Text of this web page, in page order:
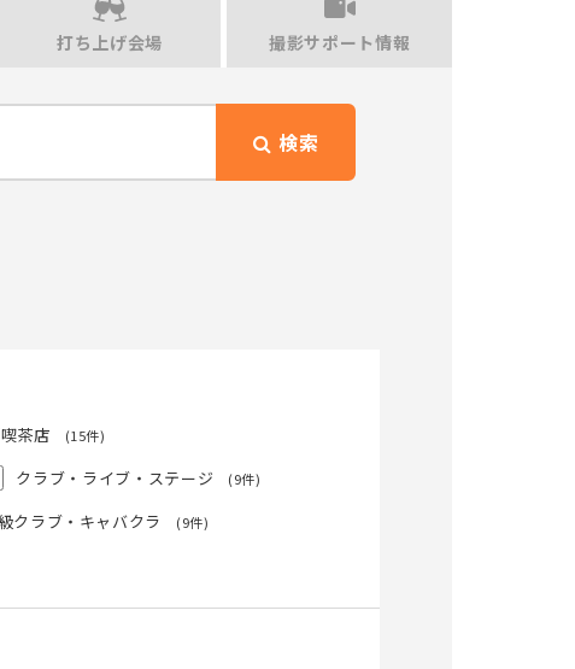
打ち上げ会場 撮影サポート情報
検索
茶店 (15件)
クラブ・ライブ・ステージ (9件)
クラブ・キャバクラ (9件)